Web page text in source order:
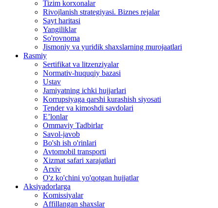
Tizim korxonalar
Rivojlanish strategiyasi. Biznes rejalar
Sayt haritasi
Yangiliklar
So'rovnoma
Jismoniy va yuridik shaxslarning murojaatlari
Rasmiy
Sertifikat va litzenziyalar
Normativ-huquqiy bazasi
Ustav
Jamiyatning ichki hujjarlari
Korrupsiyaga qarshi kurashish siyosati
Tender va kimoshdi savdolari
E’lonlar
Ommaviy Tadbirlar
Savol-javob
Bo'sh ish o'rinlari
Avtomobil transporti
Xizmat safari xarajatlari
Arxiv
O'z ko'chini yo'qotgan hujjatlar
Aksiyadorlarga
Komissiyalar
Affillangan shaxslar